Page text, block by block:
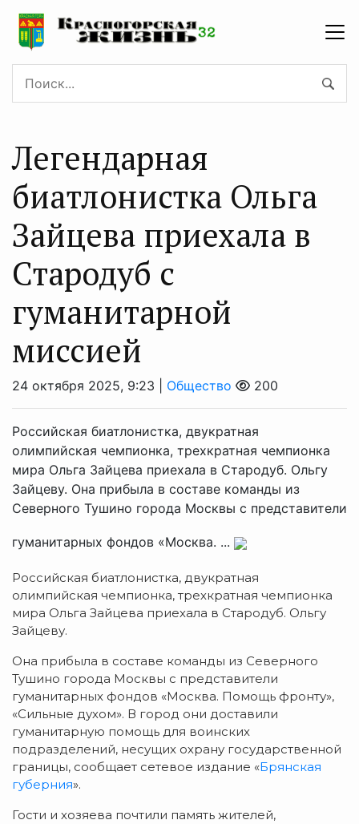
Легендарная
биатлонистка Ольга
Зайцева приехала в
Стародуб с
гуманитарной
миссией
24 октября 2025, 9:23 | Общество 200
Российская биатлонистка, двукратная
олимпийская чемпионка, трехкратная чемпионка
мира Ольга Зайцева приехала в Стародуб. Ольгу
Зайцеву. Она прибыла в составе команды из
Северного Тушино города Москвы с представители
гуманитарных фондов «Москва. ...
Российская биатлонистка, двукратная
олимпийская чемпионка, трехкратная чемпионка
мира Ольга Зайцева приехала в Стародуб. Ольгу
Зайцеву.
Она прибыла в составе команды из Северного
Тушино города Москвы с представители
гуманитарных фондов «Москва. Помощь фронту»,
«Сильные духом». В город они доставили
гуманитарную помощь для воинских
подразделений, несущих охрану государственной
границы, сообщает сетевое издание «Брянская
губерния».
Гости и хозяева почтили память жителей,